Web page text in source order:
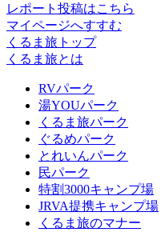
レポート投稿はこちら
マイページへすすむ
くるま旅トップ
くるま旅とは
RVパーク
湯YOUパーク
くるま旅パーク
ぐるめパーク
とれいんパーク
民パーク
特割3000キャンプ場
JRVA提携キャンプ場
くるま旅のマナー